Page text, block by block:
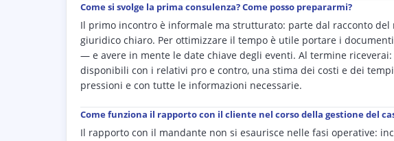
Come si svolge la prima consulenza? Come posso prepararmi?
Il primo incontro è informale ma strutturato: parte dal racconto
giuridico chiaro. Per ottimizzare il tempo è utile portare i
— e avere in mente le date chiave degli eventi. Al termine
disponibili con i relativi pro e contro, una stima dei costi e dei
pressioni e con tutte le informazioni necessarie.
Come funziona il rapporto con il cliente nel corso della gestione del
Il rapporto con il mandante non si esaurisce nelle fasi operative: